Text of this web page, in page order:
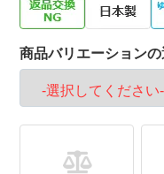
商品バリエーション